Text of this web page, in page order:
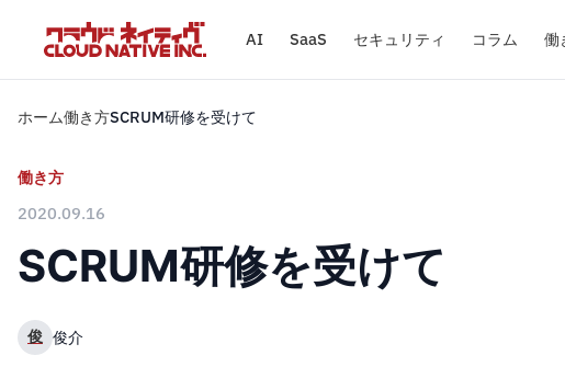
AI SaaS セキュリティ コラム 働
ホーム働き方SCRUM研修を受けて
働き方
2020.09.16
SCRUM研修を受けて
俊 俊介